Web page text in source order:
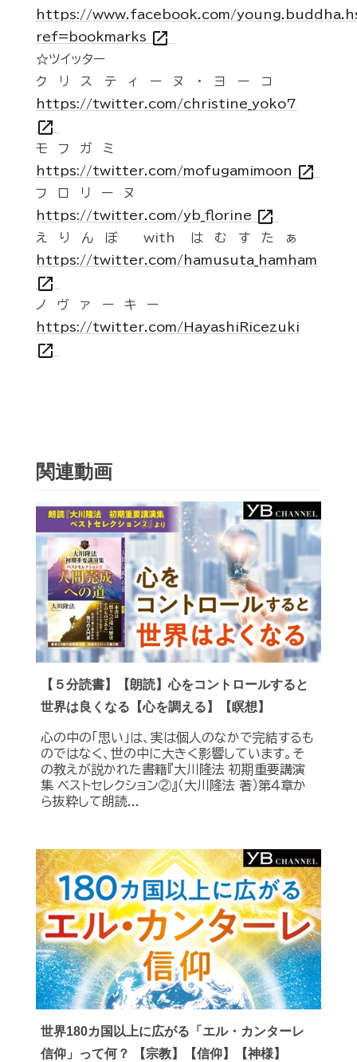
https://www.facebook.com/
ref=bookmarks open_in_new
☆ツイッター
クリスティーヌ・ヨーコ
https://twitter.com/christine_yoko7
open_in_new
モフガミ
https://twitter.com/mofugamimoon open_in_new
フロリーヌ
https://twitter.com/yb_florine open_in_new
えりんぼ with はむすたぁ
https://twitter.com/hamusuta_hamham
open_in_new
ノヴァーキー
https://twitter.com/HayashiRicezuki
open_in_new
関連動画
【５分読書】【朗読】心をコントロールすると
世界は良くなる【心を調える】【瞑想】
心の中の「思い」は、実は個人のなかで完結するも
のではなく、世の中に大きく影響しています。そ
の教えが説かれた書籍『大川隆法 初期重要講演
集 ベストセレクション②』（大川隆法 著）第４章か
ら抜粋して朗読...
世界180カ国以上に広がる「エル・カンターレ
信仰」って何？ 【宗教】【信仰】【神様】